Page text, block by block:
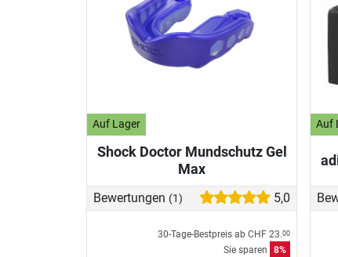
Auf Lager
Shock Doctor Mundschutz Gel
Max
Bewertungen (1) 5,0
30-Tage-Bestpreis ab CHF 23.00
Sie sparen 8%
Auf